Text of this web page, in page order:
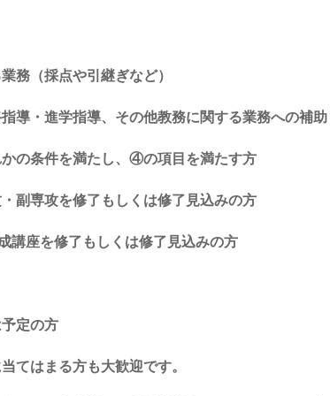
務（採点や引継ぎなど）
導・進学指導、その他教務に関する業務への補助
の条件を満たし、④の項目を満たす方
副専攻を修了もしくは修了見込みの方
講座を修了もしくは修了見込みの方
定の方
てはまる方も大歓迎です。